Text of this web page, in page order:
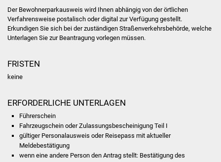
Lebenslagen
Formulare
Schulen
Kindergärten
Der Bewohnerparkausweis wird Ihnen abhängig von der örtlichen
Verfahrensweise postalisch oder digital zur Verfügung gestellt.
Erkundigen Sie sich bei der zuständigen Straßenverkehrsbehörde, welche
Unterlagen Sie zur Beantragung vorlegen müssen.
FRISTEN
keine
ERFORDERLICHE UNTERLAGEN
Führerschein
Fahrzeugschein oder Zulassungsbescheinigung Teil I
gültiger Personalausweis oder Reisepass mit aktueller
Meldebestätigung
wenn eine andere Person den Antrag stellt: Bestätigung des